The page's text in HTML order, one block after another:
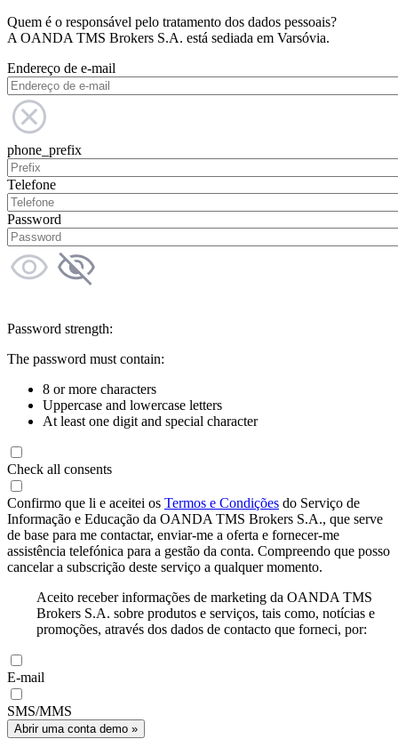
Quem é o responsável pelo tratamento dos dados pessoais?
A OANDA TMS Brokers S.A. está sediada em Varsóvia.
Endereço de e-mail
phone_prefix
Telefone
Password
Password strength:
The password must contain:
8 or more characters
Uppercase and lowercase letters
At least one digit and special character
Check all consents
Confirmo que li e aceitei os Termos e Condições do Serviço de
Informação e Educação da OANDA TMS Brokers S.A., que serve
de base para me contactar, enviar-me a oferta e fornecer-me
assistência telefónica para a gestão da conta. Compreendo que posso
cancelar a subscrição deste serviço a qualquer momento.
Aceito receber informações de marketing da OANDA TMS
Brokers S.A. sobre produtos e serviços, tais como, notícias e
promoções, através dos dados de contacto que forneci, por:
E-mail
SMS/MMS
Abrir uma conta demo »